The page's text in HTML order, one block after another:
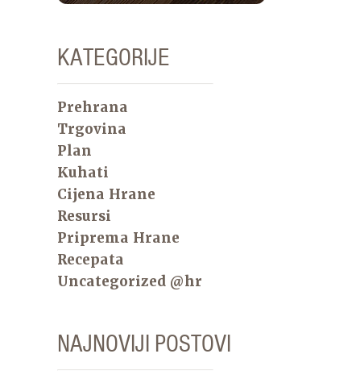
KATEGORIJE
Prehrana
Trgovina
Plan
Kuhati
Cijena Hrane
Resursi
Priprema Hrane
Recepata
Uncategorized @hr
NAJNOVIJI POSTOVI